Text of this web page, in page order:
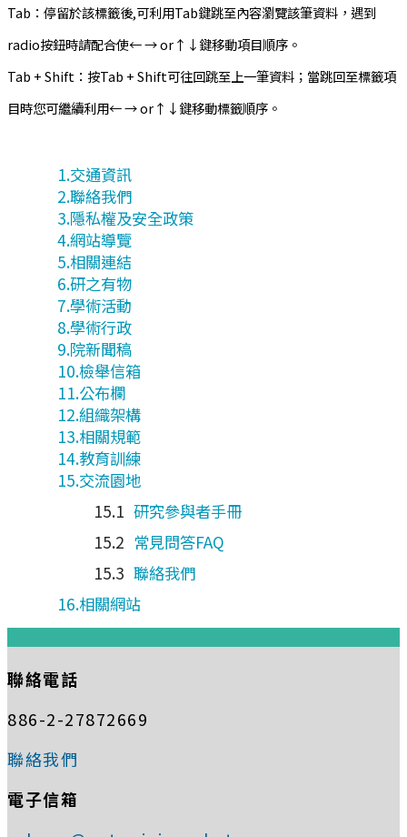
Tab：停留於該標籤後,可利用Tab鍵跳至內容瀏覽該筆資料，遇到
radio按鈕時請配合使← → or↑↓鍵移動項目順序。
Tab + Shift：按Tab + Shift可往回跳至上一筆資料；當跳回至標籤項
目時您可繼續利用← → or↑↓鍵移動標籤順序。
交通資訊
聯絡我們
隱私權及安全政策
網站導覽
相關連結
研之有物
學術活動
學術行政
院新聞稿
檢舉信箱
公布欄
組織架構
相關規範
教育訓練
交流園地
研究參與者手冊
常見問答FAQ
聯絡我們
相關網站
聯絡電話
886-2-27872669
聯絡我們
電子信箱